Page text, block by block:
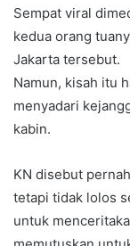
Sempat viral
kedua orang
Jakarta tersebut.
Namun, kisah itu
menyadari
kabin.
KN disebut
tetapi tidak lolos
untuk